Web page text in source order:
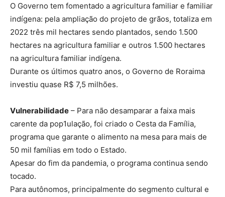
O Governo tem fomentado a agricultura familiar e familiar
indígena: pela ampliação do projeto de grãos, totaliza em
2022 três mil hectares sendo plantados, sendo 1.500
hectares na agricultura familiar e outros 1.500 hectares
na agricultura familiar indígena.
Durante os últimos quatro anos, o Governo de Roraima
investiu quase R$ 7,5 milhões.
Vulnerabilidade – Para não desamparar a faixa mais
carente da pop1ulação, foi criado o Cesta da Família,
programa que garante o alimento na mesa para mais de
50 mil famílias em todo o Estado.
Apesar do fim da pandemia, o programa continua sendo
tocado.
Para autônomos, principalmente do segmento cultural e